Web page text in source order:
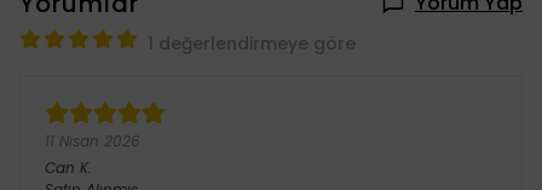
1 değerlendirmeye göre
11 Nisan 2026
Can K.